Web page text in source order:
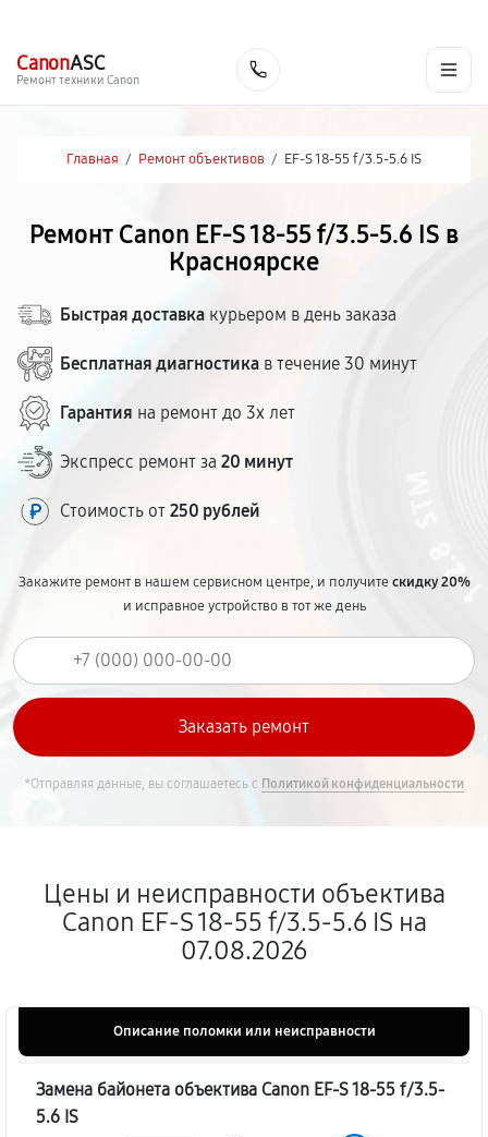
CanonASC
Ремонт техники Canon
Главная / Ремонт объективов / EF-S 18-55 f/3.5-5.6 IS
Ремонт Canon EF-S 18-55 f/3.5-5.6 IS в
Красноярске
Быстрая доставка курьером в день заказа
Бесплатная диагностика в течение 30 минут
Гарантия на ремонт до 3х лет
Экспресс ремонт за 20 минут
Стоимость от 250 рублей
Закажите ремонт в нашем сервисном центре, и получитескидку 20%
и исправное устройство в тот же день
*Отправляя данные, вы соглашаетесь с Политикой конфиденциальности
Цены и неисправности объектива
Canon EF-S 18-55 f/3.5-5.6 IS на
07.08.2026
Описание поломки или неисправности
Замена байонета объектива Canon EF-S 18-55 f/3.5-
5.6 IS